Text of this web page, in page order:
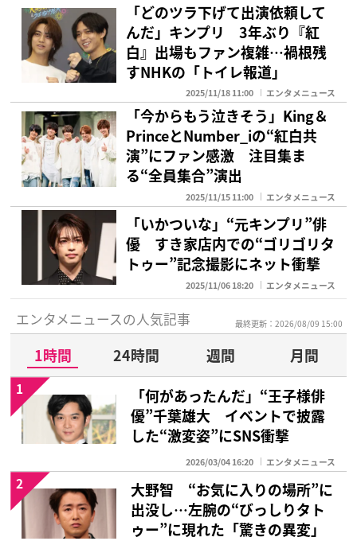
「どのツラ下げて出演依頼して
んだ」キンプリ 3年ぶり『紅
白』出場もファン複雑…禍根残
すNHKの「トイレ報道」
2025/11/18 11:00 エンタメニュース
「今からもう泣きそう」King＆
PrinceとNumber_iの“紅白共
演”にファン感激 注目集ま
る“全員集合”演出
2025/11/15 11:00 エンタメニュース
「いかついな」“元キンプリ”俳
優 すき家店内での“ゴリゴリタ
トゥー”記念撮影にネット衝撃
2025/11/06 18:20 エンタメニュース
エンタメニュースの人気記事 最終更新：2026/08/09 15:00
1時間 24時間 週間
月間
「何があったんだ」“王子様俳
優”千葉雄大 イベントで披露
した“激変姿”にSNS衝撃
2026/03/04 16:20 エンタメニュース
1
大野智 “お気に入りの場所”に
出没し…左腕の“びっしりタト
ゥー”に現れた「驚きの異変」
2